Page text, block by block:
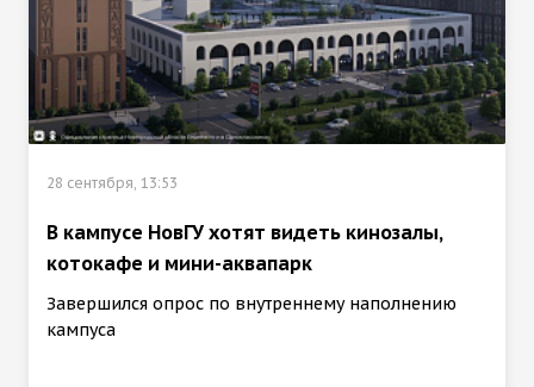
28 сентября, 13:53
В кампусе НовГУ хотят видеть кинозалы,
котокафе и мини-аквапарк
Завершился опрос по внутреннему наполнению
кампуса